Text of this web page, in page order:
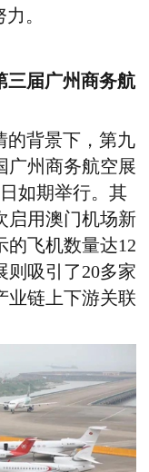
。
三届广州商务航
的背景下，第九
广州商务航空展
如期举行。其
启用澳门机场新
的飞机数量达12
则吸引了20多家
业链上下游关联